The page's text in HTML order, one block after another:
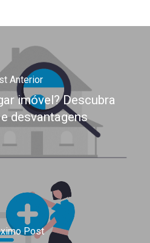
Anterior
imóvel? Descubra
desvantagens
Post